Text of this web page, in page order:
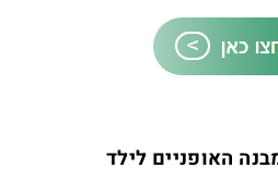
האופניים לילד